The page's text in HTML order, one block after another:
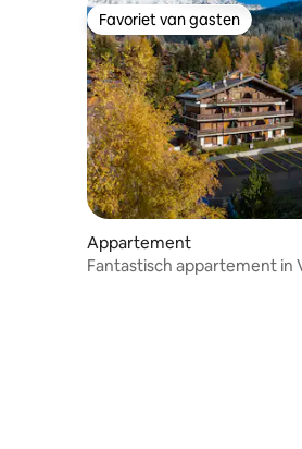
Favoriet van gasten
Favoriet van gasten
Appartement
Fantastisch appartement in